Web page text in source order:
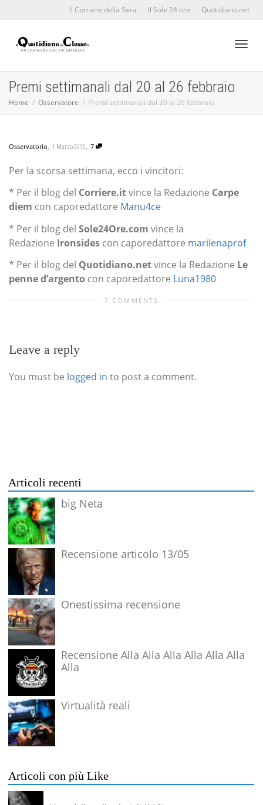
Il Corriere della Sera Il Sole 24 ore Quotidiano.net
Premi settimanali dal 20 al 26 febbraio
Home Osservatore Premi settimanali dal 20 al 26 febbraio
Osservatorio, 1 Marzo 2012, 7
Per la scorsa settimana, ecco i vincitori:
* Per il blog del Corriere.itvince la Redazione Carpe
diem con caporedattore Manu4ce
* Per il blog del Sole24Ore.com vince la
Redazione Ironsides con caporedattore marilenaprof
* Per il blog del Quotidiano.netvince la Redazione Le
penne d’argento con caporedattore Luna1980
7 COMMENTS
Leave a reply
You must be logged in to post a comment.
Articoli recenti
big Neta
Recensione articolo 13/05
Onestissima recensione
Recensione Alla Alla Alla Alla Alla Alla
Alla
Virtualità reali
Articoli con più Like